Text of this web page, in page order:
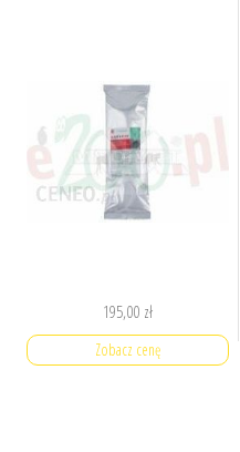
195,00 zł
Zobacz cenę